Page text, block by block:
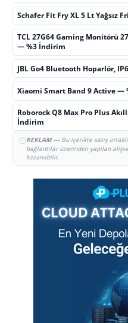
Schafer Fit Fry XL 5 Lt Yağsız
TCL 27G64 Gaming Monitörü
— %3 İndirim
JBL Go4 Bluetooth Hoparlör,
Xiaomi Smart Band 9 Active —
Roborock Q8 Max Pro Plus
İndirim
REKLAM— Bu içerikte satış
bağlantılar üzerinden yapılan
kazanabilir.